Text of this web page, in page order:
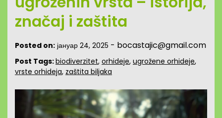
značaj i zaštita
Posted on: јануар 24, 2025 - bocastajic@gmail.com
Post Tags:biodiverzitet, orhideje, ugrožene orhideje,
vrste orhideja, zaštita biljaka